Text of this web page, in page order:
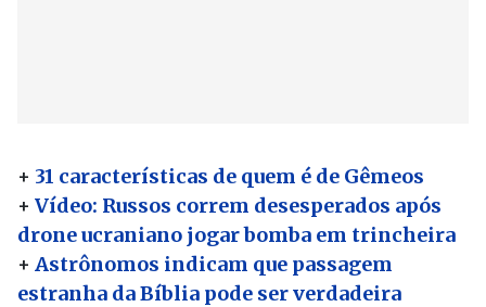
+ 31 características de quem é de Gêmeos
+ Vídeo: Russos correm desesperados após
drone ucraniano jogar bomba em trincheira
+ Astrônomos indicam que passagem
estranha da Bíblia pode ser verdadeira